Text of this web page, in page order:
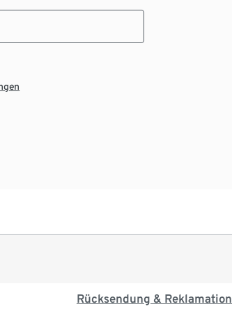
Rücksendung & Reklamation